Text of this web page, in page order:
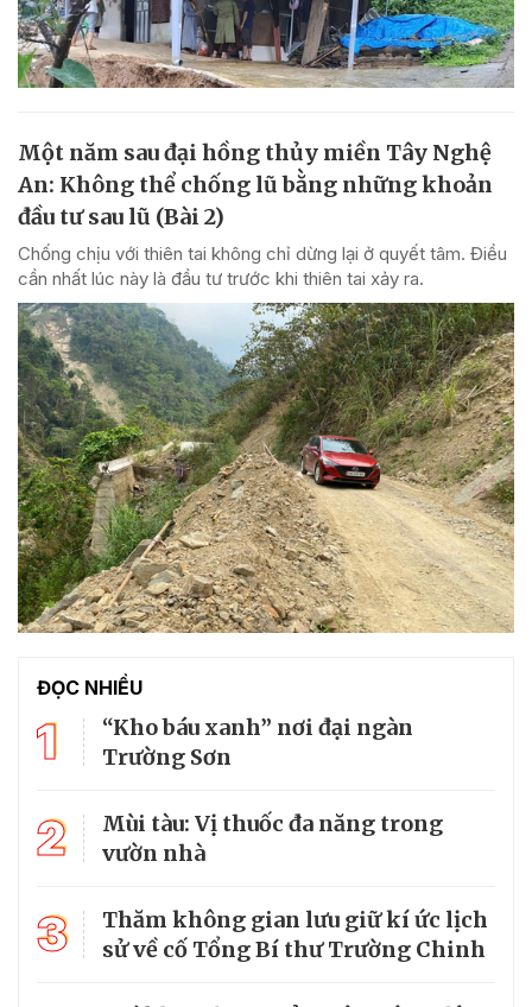
Một năm sau đại hồng thủy miền Tây Nghệ
An: Không thể chống lũ bằng những khoản
đầu tư sau lũ (Bài 2)
Chống chịu với thiên tai không chỉ dừng lại ở quyết tâm. Điều
cần nhất lúc này là đầu tư trước khi thiên tai xảy ra.
ĐỌC NHIỀU
1
“Kho báu xanh” nơi đại ngàn
Trường Sơn
2
Mùi tàu: Vị thuốc đa năng trong
vườn nhà
3
Thăm không gian lưu giữ kí ức lịch
sử về cố Tổng Bí thư Trường Chinh